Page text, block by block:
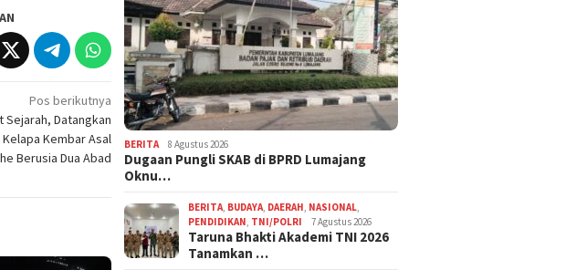
Pos berikutnya
Sejarah, Datangkan
Kembar Asal
Berusia Dua Abad
BERITA 8 Agustus 2026
Dugaan Pungli SKAB di BPRD Lumajang
Oknu…
BERITA, BUDAYA, DAERAH, NASIONAL,
PENDIDIKAN, TNI/POLRI 7 Agustus 2026
Taruna Bhakti Akademi TNI 2026
Tanamkan …